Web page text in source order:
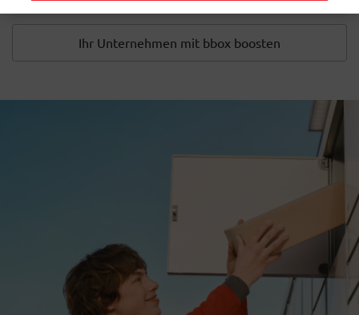
Ihr Unternehmen mit bbox boosten